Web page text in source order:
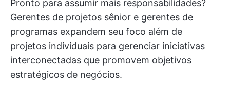
Pronto para assumir mais responsabilidades?
Gerentes de projetos sênior e gerentes de
programas expandem seu foco além de
projetos individuais para gerenciar iniciativas
interconectadas que promovem objetivos
estratégicos de negócios.